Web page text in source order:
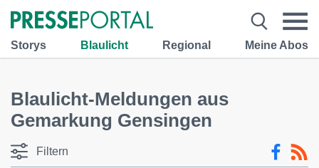
Storys Blaulicht Regional Meine Abos
Blaulicht-Meldungen aus
Gemarkung Gensingen
Filtern